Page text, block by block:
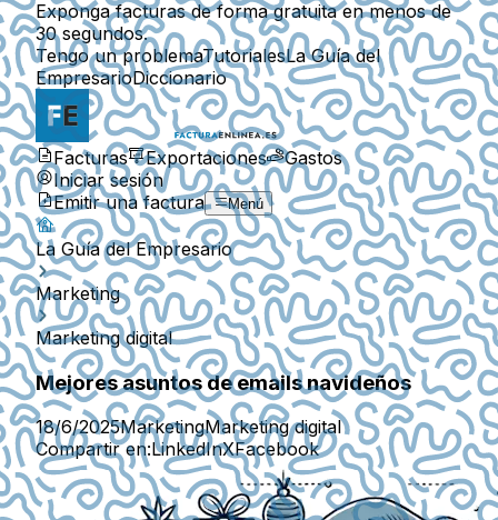
Exponga facturas de forma gratuita en menos de
30 segundos.
Tengo un problemaTutorialesLa Guía del
EmpresarioDiccionario
Facturas Exportaciones
Gastos
Iniciar sesión
Emitir una factura
Menú
La Guía del Empresario
Marketing
Marketing digital
Mejores asuntos de emails navideños
18/6/2025MarketingMarketing digital
Compartir en:LinkedInXFacebook